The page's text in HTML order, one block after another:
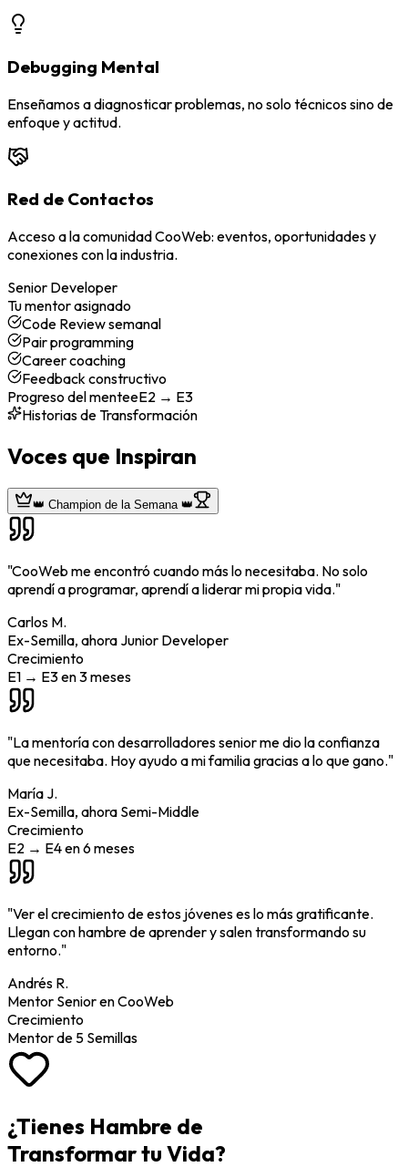
Debugging Mental
Enseñamos a diagnosticar problemas, no solo técnicos sino de
enfoque y actitud.
Red de Contactos
Acceso a la comunidad CooWeb: eventos, oportunidades y
conexiones con la industria.
Senior Developer
Tu mentor asignado
Code Review semanal
Pair programming
Career coaching
Feedback constructivo
Progreso del menteeE2 → E3
Historias de Transformación
Voces que Inspiran
👑 Champion de la Semana 👑
"CooWeb me encontró cuando más lo necesitaba. No solo
aprendí a programar, aprendí a liderar mi propia vida."
Carlos M.
Ex-Semilla, ahora Junior Developer
Crecimiento
E1 → E3 en 3 meses
"La mentoría con desarrolladores senior me dio la confianza
que necesitaba. Hoy ayudo a mi familia gracias a lo que gano."
María J.
Ex-Semilla, ahora Semi-Middle
Crecimiento
E2 → E4 en 6 meses
"Ver el crecimiento de estos jóvenes es lo más gratificante.
Llegan con hambre de aprender y salen transformando su
entorno."
Andrés R.
Mentor Senior en CooWeb
Crecimiento
Mentor de 5 Semillas
¿Tienes Hambre de
Transformar tu Vida?